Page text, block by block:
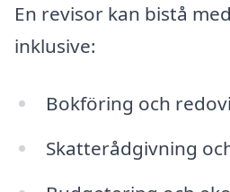
En revisor kan bistå
inklusive:
Bokföring och
Skatterådgivning